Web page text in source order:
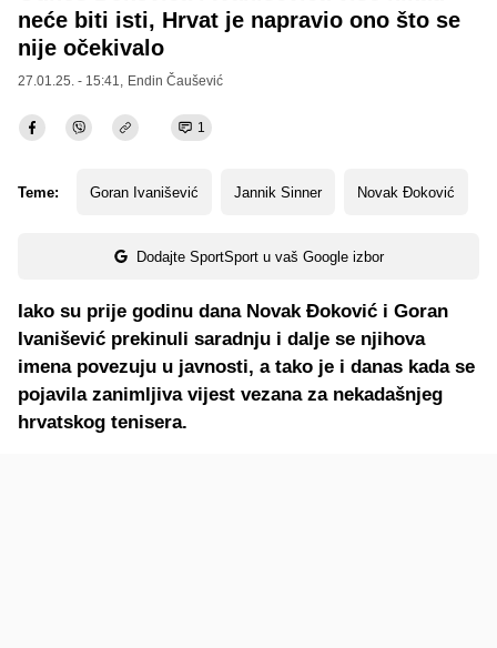
neće biti isti, Hrvat je napravio ono što se
nije očekivalo
27.01.25. - 15:41, Endin Čaušević
1
Teme: Goran Ivanišević Jannik Sinner Novak Đoković
Dodajte SportSport u vaš Google izbor
Iako su prije godinu dana Novak Đoković i Goran
Ivanišević prekinuli saradnju i dalje se njihova
imena povezuju u javnosti, a tako je i danas kada se
pojavila zanimljiva vijest vezana za nekadašnjeg
hrvatskog tenisera.